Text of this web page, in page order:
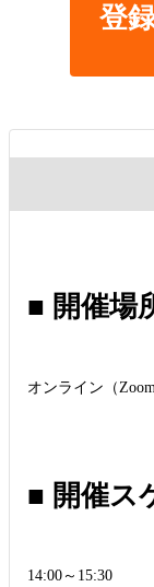
登
■ 開催場
オンライン（Zoom
■ 開催ス
14:00～15:30